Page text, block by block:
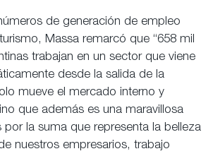
de generación de empleo
Massa remarcó que “658 mil
trabajan en un sector que viene
desde la salida de la
mueve el mercado interno y
que además es una maravillosa
por la suma que representa la belleza
nuestros empresarios, trabajo